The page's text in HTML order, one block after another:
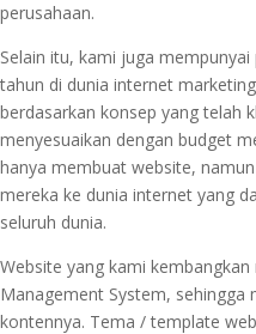
perusahaan.
Selain itu, kami juga
tahun di dunia internet
berdasarkan konsep yang telah
menyesuaikan dengan budget
hanya membuat website,
mereka ke dunia internet yang
seluruh dunia.
Website yang kami
Management System, sehingga
kontennya. Tema / template